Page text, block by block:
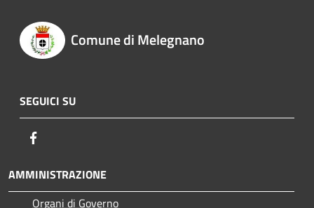
Comune di Melegnano
SEGUICI SU
AMMINISTRAZIONE
Organi di Governo